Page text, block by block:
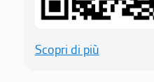
Scopri di più